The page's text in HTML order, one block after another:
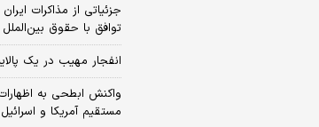
جزئیاتی از مذاکرات
توافق با حقوق
انفجار مهیب در یک
واکنش ابطحی به
مستقیم آمریکا و